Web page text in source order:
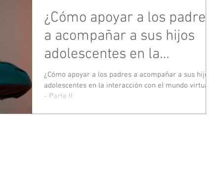
¿Cómo apoyar a los padres
a acompañar a sus hijos
adolescentes en la
interacción con el mundo
virtual? - Parte II
¿Cómo apoyar a los padres a acompañar a sus hijos
adolescentes en la interacción con el mundo virtual?
- Parte II